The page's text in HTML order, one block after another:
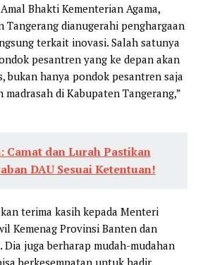
Bhakti Kementerian Agama,
Tangerang dianugerahi penghargaan
terkait inovasi. Salah satunya
pesantren yang ke depan akan
bukan hanya pondok pesantren saja
di Kabupaten Tangerang,”
Camat dan Lurah Pastikan
DAU Sesuai Ketentuan!
terima kasih kepada Menteri
Kemenag Provinsi Banten dan
Dia juga berharap mudah-mudahan